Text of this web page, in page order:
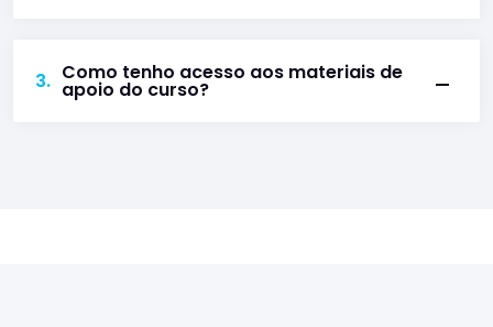
3. Como tenho acesso aos materiais de
apoio do curso?